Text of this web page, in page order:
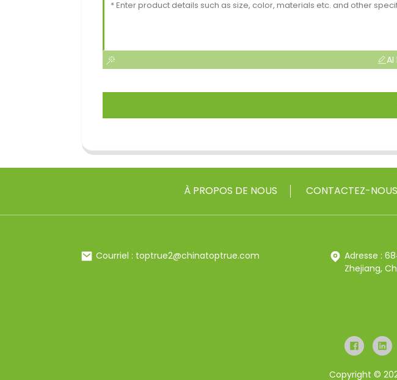
À PROPOS DE NOUS CONTACTEZ-NOUS
Courriel : toptrue2@chinatoptrue.com
Adresse :
Zhejiang,
Copyright ©